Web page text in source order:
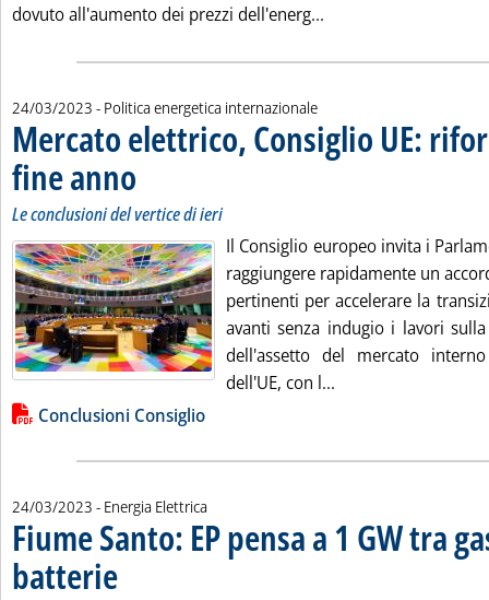
dovuto all'aumento dei prezzi dell'energ...
24/03/2023 - Politica energetica internazionale
Mercato elettrico, Consiglio UE:
fine anno . Sottotitolo: Le conclusioni del vertice di ieri
. Pubblicata venerdì 24 marzo 2023 alle 14.23.
Le conclusioni del vertice di ieri
Il Consiglio europeo invita i
raggiungere rapidamente un
pertinenti per accelerare la
avanti senza indugio i lavori
dell'assetto del mercato
dell'UE, con l...
Lista allegati PDF alla notizia
Conclusioni Consiglio
24/03/2023 - Energia Elettrica
Fiume Santo: EP pensa a 1 GW tra
batterie . Sottotitolo: Presentato progetto Energy Park: fino a 1 mld € di
. Pubblicata venerdì 24 marzo 2023 alle 14.21.